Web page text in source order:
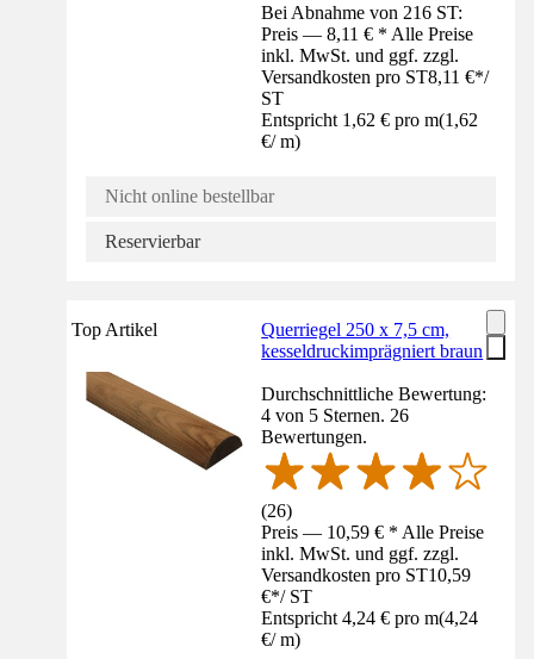
Bei Abnahme von 216 ST:
Preis — 8,11 € * Alle Preise
inkl. MwSt. und ggf. zzgl.
Versandkosten pro ST8,11 €*/
ST
Entspricht 1,62 € pro m(1,62
€/ m)
Nicht online bestellbar
Reservierbar
Top Artikel
Querriegel 250 x 7,5 cm,
kesseldruckimprägniert braun
Durchschnittliche Bewertung:
4 von 5 Sternen. 26
Bewertungen.
(26)
Preis — 10,59 € * Alle Preise
inkl. MwSt. und ggf. zzgl.
Versandkosten pro ST10,59
€*/ ST
Entspricht 4,24 € pro m(4,24
€/ m)